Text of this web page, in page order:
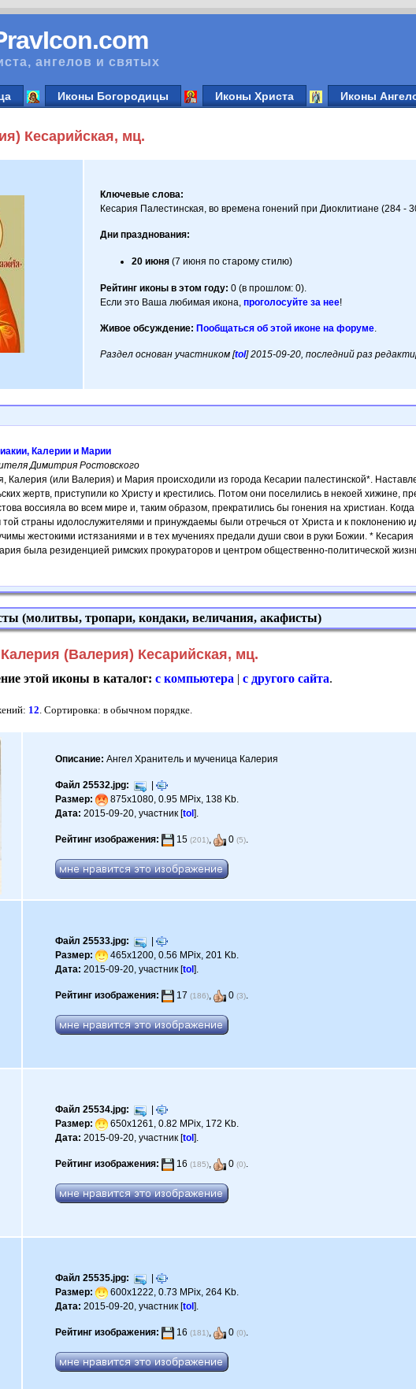
ангелов и святых
Иконы Богородицы Иконы Христа Иконы
Кесарийская, мц.
Ключевые слова:
Кесария Палестинская, во времена гонений при Диоклитиане (284 -
Дни празднования:
20 июня (7 июня по старому стилю)
Рейтинг иконы в этом году: 0 (в прошлом: 0).
Если это Ваша любимая икона,проголосуйте за нее!
Живое обсуждение: Пообщаться об этой иконе на форуме.
Раздел основан участником [tol] 2015-09-20, последний раз
Калерии и Марии
Димитрия Ростовского
Калерия (или Валерия) и Мария происходили из города Кесарии палестинской*.
жертв, приступили ко Христу и крестились. Потом они поселились в некоей хижине,
воссияла во всем мире и, таким образом, прекратились бы гонения на христиан.
страны идолослужителями и принуждаемы были отречься от Христа и к поклонению
жестокими истязаниями и в тех мучениях предали души свои в руки Божии. *
была резиденцией римских прокураторов и центром общественно-политической
(молитвы, тропари, кондаки, величания, акафисты)
(Валерия) Кесарийская, мц.
этой иконы в каталог:с компьютера |с другого сайта.
12. Сортировка: в обычном порядке.
Описание: Ангел Хранитель и мученица Калерия
Файл 25532.jpg:
|
Размер:
875x1080, 0.95 MPix, 138 Kb.
Дата: 2015-09-20, участник [tol].
Рейтинг изображения: 15(201), 0(5).
Файл 25533.jpg:
|
Размер:
465x1200, 0.56 MPix, 201 Kb.
Дата: 2015-09-20, участник [tol].
Рейтинг изображения: 17(186), 0(3).
Файл 25534.jpg:
|
Размер:
650x1261, 0.82 MPix, 172 Kb.
Дата: 2015-09-20, участник [tol].
Рейтинг изображения: 16(185), 0(0).
Файл 25535.jpg:
|
Размер:
600x1222, 0.73 MPix, 264 Kb.
Дата: 2015-09-20, участник [tol].
Рейтинг изображения: 16(181), 0(0).